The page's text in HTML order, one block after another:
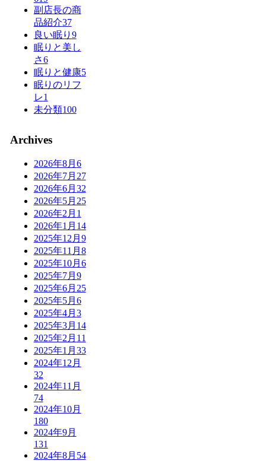
副店長の商
品紹介37
良い眠り 9
眠りと美し
さ6
眠りと健康5
眠りのリフ
レ1
未分類100
Archives
2026年8月 6
2026年7月 27
2026年6月 32
2026年5月 25
2026年2月 1
2026年1月 14
2025年12月 9
2025年11月 8
2025年10月 6
2025年7月 9
2025年6月 25
2025年5月 6
2025年4月 3
2025年3月 14
2025年2月 11
2025年1月 33
2024年12月
32
2024年11月
74
2024年10月
180
2024年9月
131
2024年8月 54